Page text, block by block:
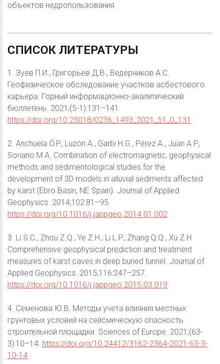
объектов недропользования.
СПИСОК ЛИТЕРАТУРЫ
1. Зуев П.И., Григорьев Д.В., Ведерников А.С.
Геофизическое обследование участков асбестового
карьера. Горный информационно-аналитический
бюллетень. 2021;(5-1):131–141.
https://doi.org/10.25018/0236_1493_2021_51_0_131
2. Anchuela Ó.P., Luzón A., Garbi H.G., Pérez A., Juan A.P.,
Soriano M.A. Combination of electromagnetic, geophysical
methods and sedimentological studies for the
development of 3D models in alluvial sediments affected
by karst (Ebro Basin, NE Spain). Journal of Applied
Geophysics. 2014;102:81–95.
https://doi.org/10.1016/j.jappgeo.2014.01.002
3. Li S.C., Zhou Z.Q., Ye Z.H., Li L.P., Zhang Q.Q., Xu Z.H.
Comprehensive geophysical prediction and treatment
measures of karst caves in deep buried tunnel. Journal of
Applied Geophysics. 2015;116:247–257.
https://doi.org/10.1016/j.jappgeo.2015.03.019
4. Семенова Ю.В. Методы учета влияния местных
грунтовых условий на сейсмическую опасность
строительной площадки. Sciences of Europe. 2021;(63-
3):10–14. https://doi.org/10.24412/3162-2364-2021-63-3-
10-14